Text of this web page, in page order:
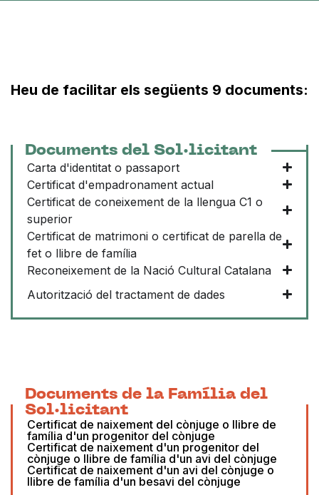
Heu de facilitar els següents 9 documents:
Documents del Sol·licitant
Carta d'identitat o passaport
Certificat d'empadronament actual
Certificat de coneixement de la llengua C1 o
superior
Certificat de matrimoni o certificat de parella de
fet o llibre de família
Reconeixement de la Nació Cultural Catalana
Autorització del tractament de dades
Documents de la Família del
Sol·licitant
Certificat de naixement del cònjuge o llibre de
família d'un progenitor del cònjuge
Certificat de naixement d'un progenitor del
cònjuge o llibre de família d'un avi del cònjuge
Certificat de naixement d'un avi del cònjuge o
llibre de família d'un besavi del cònjuge